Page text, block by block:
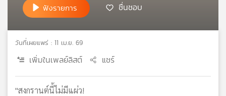
ข่าย
วิทยุ
ไทย
เอส
ฟังรายการ ชื่นชอบ
วันที่เผยแพร่ : 11 เม.ย. 69
เพิ่มในเพลย์ลิสต์ แชร์
"สงกรานต์นี้ไม่มีแผ่ว!